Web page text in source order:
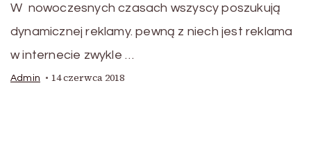
W nowoczesnych czasach wszyscy poszukują
dynamicznej reklamy. pewną z niech jest reklama
w internecie zwykle …
Admin 14 czerwca 2018